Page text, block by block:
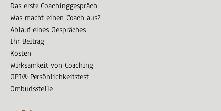
Das erste Coachinggespräch
Was macht einen Coach aus?
Ablauf eines Gespräches
Ihr Beitrag
Kosten
Wirksamkeit von Coaching
GPI® Persönlichkeitstest
Ombudsstelle